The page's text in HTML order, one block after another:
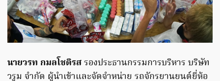
นายวรท กมลโชติรสรองประธานกรรมการบริหาร บริษัท
วรูม จำกัด ผู้นำเข้าและจัดจำหน่าย รถจักรยานยนต์ยี่ห้อ